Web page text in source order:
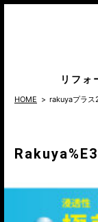
リフォ
HOME rakuyaプラス